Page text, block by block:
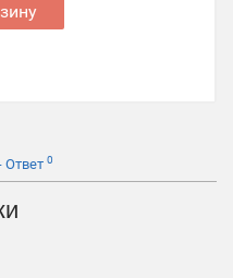
Ответ 0